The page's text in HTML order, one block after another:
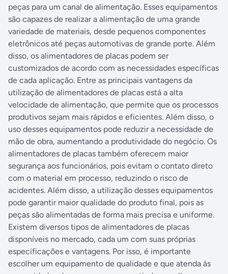
peças para um canal de alimentação. Esses equipamentos
são capazes de realizar a alimentação de uma grande
variedade de materiais, desde pequenos componentes
eletrônicos até peças automotivas de grande porte. Além
disso, os alimentadores de placas podem ser
customizados de acordo com as necessidades específicas
de cada aplicação. Entre as principais vantagens da
utilização de alimentadores de placas está a alta
velocidade de alimentação, que permite que os processos
produtivos sejam mais rápidos e eficientes. Além disso, o
uso desses equipamentos pode reduzir a necessidade de
mão de obra, aumentando a produtividade do negócio. Os
alimentadores de placas também oferecem maior
segurança aos funcionários, pois evitam o contato direto
com o material em processo, reduzindo o risco de
acidentes. Além disso, a utilização desses equipamentos
pode garantir maior qualidade do produto final, pois as
peças são alimentadas de forma mais precisa e uniforme.
Existem diversos tipos de alimentadores de placas
disponíveis no mercado, cada um com suas próprias
especificações e vantagens. Por isso, é importante
escolher um equipamento de qualidade e que atenda às